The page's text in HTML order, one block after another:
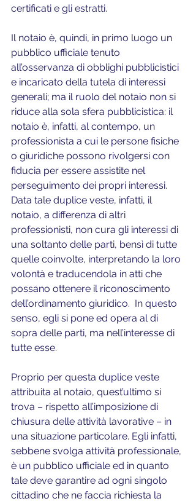
certificati e gli estratti.
Il notaio è, quindi, in primo luogo un
pubblico ufficiale tenuto
all’osservanza di obblighi pubblicistici
e incaricato della tutela di interessi
generali; ma il ruolo del notaio non si
riduce alla sola sfera pubblicistica: il
notaio è, infatti, al contempo, un
professionista a cui le persone fisiche
o giuridiche possono rivolgersi con
fiducia per essere assistite nel
perseguimento dei propri interessi.
Data tale duplice veste, infatti, il
notaio, a differenza di altri
professionisti, non cura gli interessi di
una soltanto delle parti, bensì di tutte
quelle coinvolte, interpretando la loro
volontà e traducendola in atti che
possano ottenere il riconoscimento
dell’ordinamento giuridico.  In questo
senso, egli si pone ed opera al di
sopra delle parti, ma nell’interesse di
tutte esse.
Proprio per questa duplice veste
attribuita al notaio, quest’ultimo si
trova – rispetto all’imposizione di
chiusura delle attività lavorative – in
una situazione particolare. Egli infatti,
sebbene svolga attività professionale,
è un pubblico ufficiale ed in quanto
tale deve garantire ad ogni singolo
cittadino che ne faccia richiesta la